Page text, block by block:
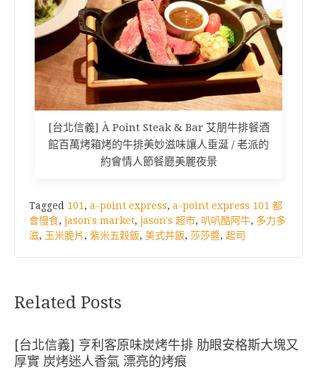
[台北信義] À Point Steak & Bar 艾朋牛排餐酒
館百萬烤箱烤的牛排美妙滋味讓人垂涎 / 老派的
約會情人節餐廳美麗夜景
Tagged 101, a-point express, a-point express 101 都
會慢食, jason's market, jason's 超市, 叭叭酷阿牛, 多力多
滋, 玉米脆片 , 紫米五穀飯, 美式丼飯, 莎莎醬, 起司
Related Posts
[台北信義] 亨利客原味炭烤牛排 肋眼安格斯大塊又
厚實 炭烤迷人香氣 漂亮的烤痕